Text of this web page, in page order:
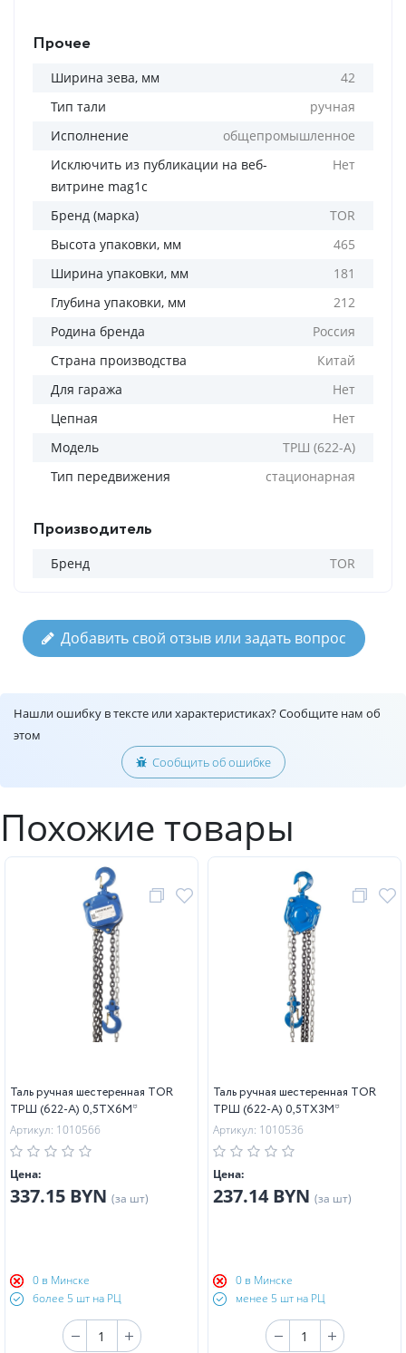
Прочее
Ширина зева, мм
42
Тип тали
ручная
Исполнение
общепромышленное
Исключить из публикации на веб-
витрине mag1c
Нет
Бренд (марка)
TOR
Высота упаковки, мм
465
Ширина упаковки, мм
181
Глубина упаковки, мм
212
Родина бренда
Россия
Страна производства
Китай
Для гаража
Нет
Цепная
Нет
Модель
ТРШ (622-A)
Тип передвижения
стационарная
Производитель
Бренд TOR
Добавить свой отзыв или задать вопрос
Нашли ошибку в тексте или характеристиках? Сообщите нам об
этом
Сообщить об ошибке
Похожие товары
Таль ручная шестеренная TOR
ТРШ (622-A) 0,5ТХ6М*
Артикул: 1010566
Цена:
337.15 BYN (за шт)
0 в Минске
более 5 шт на РЦ
Таль ручная шестеренная TOR
ТРШ (622-A) 0,5ТХ3М*
Артикул: 1010536
Цена:
237.14 BYN (за шт)
0 в Минске
менее 5 шт на РЦ